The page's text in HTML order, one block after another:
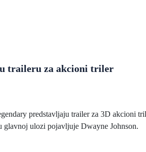
u traileru za akcioni triler
predstavljaju trailer za 3D akcioni
glavnoj ulozi pojavljuje Dwayne Johnson.